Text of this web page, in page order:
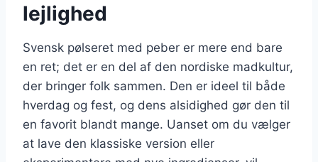
lejlighed
Svensk pølseret med peber er mere end bare
en ret; det er en del af den nordiske madkultur,
der bringer folk sammen. Den er ideel til både
hverdag og fest, og dens alsidighed gør den til
en favorit blandt mange. Uanset om du vælger
at lave den klassiske version eller